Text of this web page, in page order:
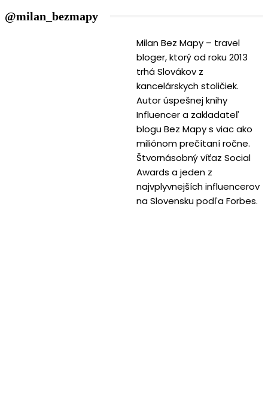
@milan_bezmapy
Milan Bez Mapy – travel
bloger, ktorý od roku 2013
trhá Slovákov z
kancelárskych stoličiek.
Autor úspešnej knihy
Influencer a zakladateľ
blogu Bez Mapy s viac ako
miliónom prečítaní ročne.
Štvornásobný víťaz Social
Awards a jeden z
najvplyvnejších influencerov
na Slovensku podľa Forbes.